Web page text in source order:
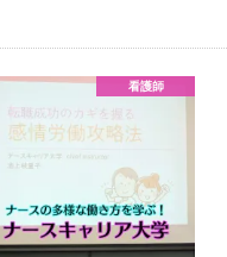
看護師